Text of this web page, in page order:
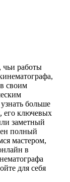
работы
своим
больше
его ключевых
заметный
полный
мастером,
в
для себя